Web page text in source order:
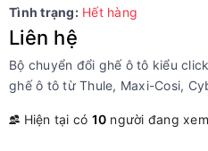
Tình trạng: Hết hàng
Liên hệ
Bộ chuyển đổi ghế ô tô kiểu
ghế ô tô từ Thule, Maxi-Cosi,
Hiện tại có 10 người đang